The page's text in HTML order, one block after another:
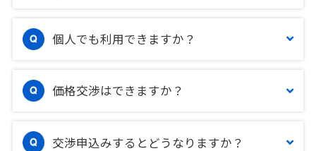
個人でも利用できますか？
価格交渉はできますか？
交渉申込みするとどうなりますか？